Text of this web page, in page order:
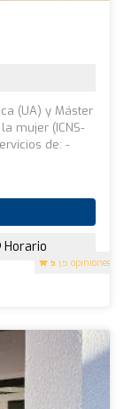
5 (5 opiniones)
(UA) y Máster
mujer (ICNS-
de: -
Horario